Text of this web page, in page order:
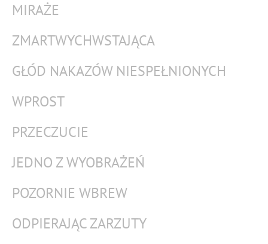
MIRAŻE
ZMARTWYCHWSTAJĄCA
GŁÓD NAKAZÓW NIESPEŁNIONYCH
WPROST
PRZECZUCIE
JEDNO Z WYOBRAŻEŃ
POZORNIE WBREW
ODPIERAJĄC ZARZUTY